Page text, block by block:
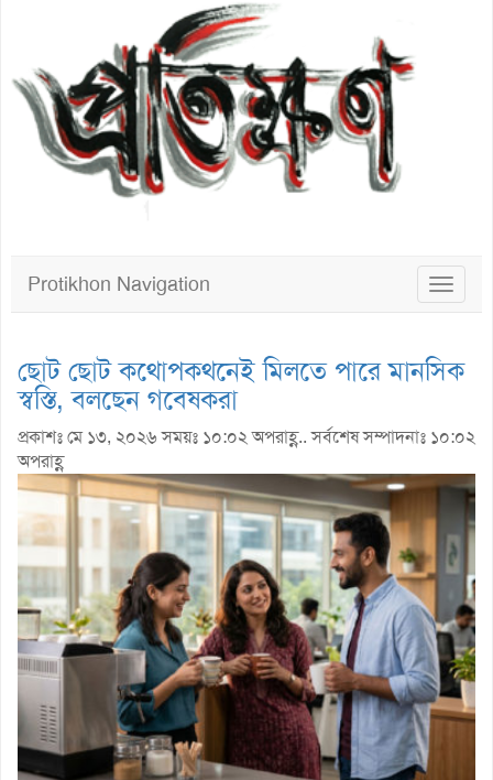
Toggle
Protikhon Navigation
ছোট ছোট কথোপকথনেই মিলতে পারে মানসিক
স্বস্তি, বলছেন গবেষকরা
প্রকাশঃ মে ১৩, ২০২৬ সময়ঃ ১০:০২ অপরাহ্ণ.. সর্বশেষ সম্পাদনাঃ ১০:০২
অপরাহ্ণ